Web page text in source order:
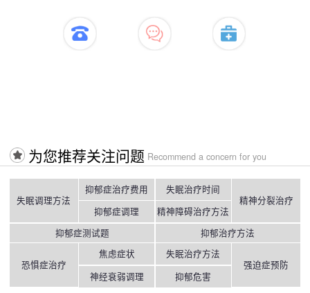
为您推荐关注问题 Recommend a concern for you
失眠调理方法
抑郁症治疗费用
抑郁症调理
失眠治疗时间
精神障碍治疗方法
精神分裂治疗
抑郁症测试题 抑郁治疗方法
恐惧症治疗
焦虑症状
神经衰弱调理
失眠治疗方法
抑郁危害
强迫症预防